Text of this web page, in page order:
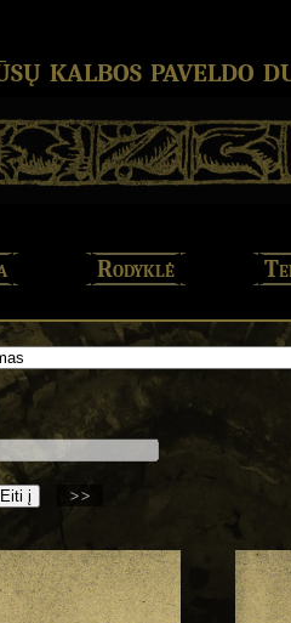
kalbos paveldo
Rodyklė
>>